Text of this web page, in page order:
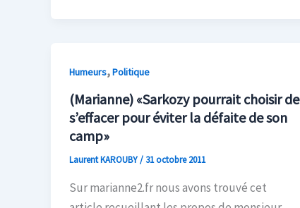
Humeurs,Politique
(Marianne) «Sarkozy pourrait choisir de
s’effacer pour éviter la défaite de son
camp»
Laurent KAROUBY/ 31 octobre 2011
Sur marianne2.fr nous avons trouvé cet